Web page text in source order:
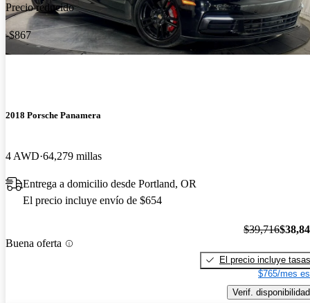
Precio reducido
-$867
2018 Porsche Panamera
4 AWD 64,279 millas
Entrega a domicilio desde Portland, OR
El precio incluye envío de $654
Buena oferta
$39,716
El precio incluye tasas
$765/mes
Verif. disponibilidad